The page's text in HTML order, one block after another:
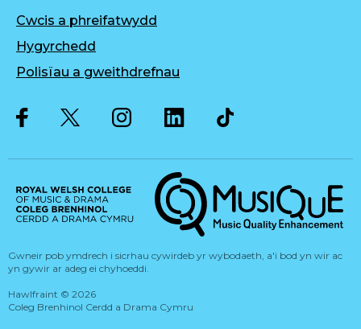
Cwcis a phreifatwydd
Hygyrchedd
Polisïau a gweithdrefnau
Musique, Music Quality
Hawlfraint © 2026
Coleg Brenhinol Cerdd a Drama Cymru
Gwneir pob ymdrech i sicrhau cywirdeb yr wybodaeth, a'i bod yn wir ac
yn gywir ar adeg ei chyhoeddi.